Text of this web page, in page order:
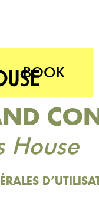
BOOK
House